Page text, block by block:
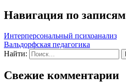
Навигация по записям
Интерперсональный психоанализ
Вальдорфская педагогика
Найти:
Свежие комментарии